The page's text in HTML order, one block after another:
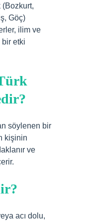
(Bozkurt,
Göç)
ilim ve
bir etki
söylenen bir
kişinin
ve
acı dolu,